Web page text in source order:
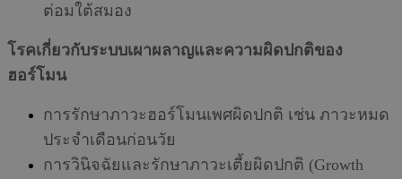
ต่อมใต้สมอง
โรคเกี่ยวกับระบบเผาผลาญและความผิดปกติของ
ฮอร์โมน
การรักษาภาวะฮอร์โมนเพศผิดปกติ เช่น ภาวะหมด
ประจำเดือนก่อนวัย
การวินิจฉัยและรักษาภาวะเตี้ยผิดปกติ (Growth